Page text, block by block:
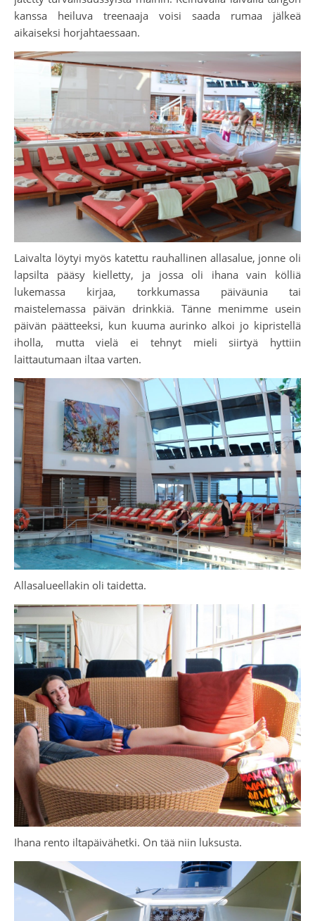
kanssa heiluva treenaaja voisi saada rumaa jälkeä
aikaiseksi horjahtaessaan.
Laivalta löytyi myös katettu rauhallinen allasalue, jonne oli
lapsilta pääsy kielletty, ja jossa oli ihana vain kölliä
lukemassa kirjaa, torkkumassa päiväunia tai
maistelemassa päivän drinkkiä. Tänne menimme usein
päivän päätteeksi, kun kuuma aurinko alkoi jo kipristellä
iholla, mutta vielä ei tehnyt mieli siirtyä hyttiin
laittautumaan iltaa varten.
Allasalueellakin oli taidetta.
Ihana rento iltapäivähetki. On tää niin luksusta.